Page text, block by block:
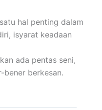
hal penting dalam
isyarat keadaan
ada pentas seni,
berkesan.